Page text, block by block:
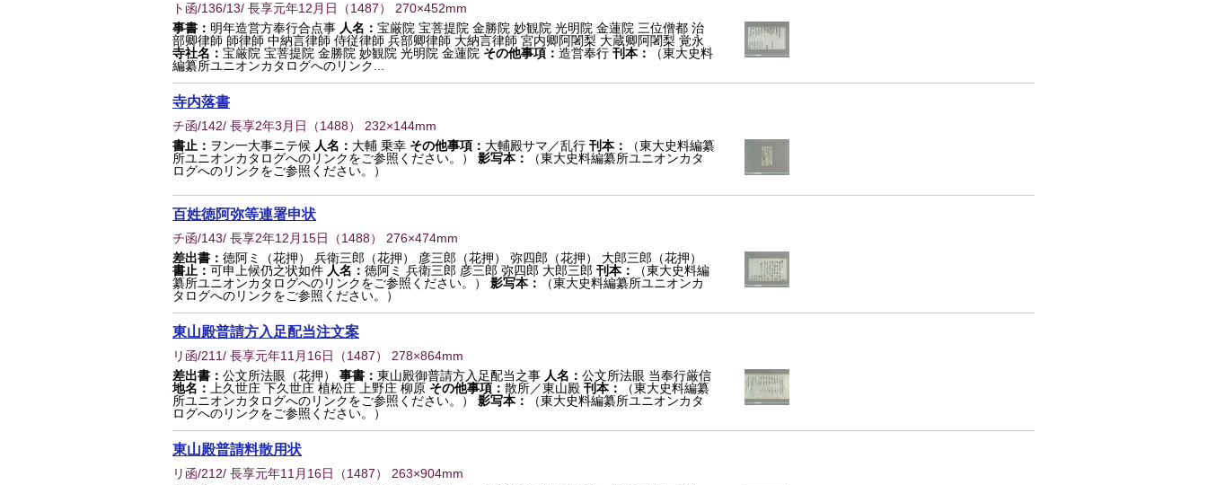
ト函/136/13/ 長享元年12月日 （1487） 270×452mm
事書： 明年造営方奉行合点事 人名： 宝厳院 宝菩提院 金勝院 妙観院 光明院 金蓮院 三位僧都 治
部卿律師 師律師 中納言律師 侍従律師 兵部卿律師 大納言律師 宮内卿阿闍梨 大蔵卿阿闍梨 覚永
寺社名： 宝厳院 宝菩提院 金勝院 妙観院 光明院 金蓮院 その他事項： 造営奉行 刊本：
（東大史料
編纂所ユニオンカタログへのリンク...
寺内落書
チ函/142/ 長享2年3月日 （1488） 232×144mm
書止： ヲン一大事ニテ候 人名： 大輔 乗幸 その他事項： 大輔殿サマ／乱行 刊本：
（東大史料編纂
所ユニオンカタログへのリンクをご参照ください。）
影写本：
（東大史料編纂所ユニオンカタ
ログへのリンクをご参照ください。）
百姓徳阿弥等連署申状
チ函/143/ 長享2年12月15日 （1488） 276×474mm
差出書： 徳阿ミ（花押） 兵衛三郎（花押） 彦三郎（花押） 弥四郎（花押） 大郎三郎（花押）
書止： 可申上候仍之状如件 人名： 徳阿ミ 兵衛三郎 彦三郎 弥四郎 大郎三郎 刊本：
（東大史料編
纂所ユニオンカタログへのリンクをご参照ください。）
影写本：
（東大史料編纂所ユニオンカ
タログへのリンクをご参照ください。）
東山殿普請方入足配当注文案
リ函/211/ 長享元年11月16日 （1487） 278×864mm
差出書： 公文所法眼（花押） 事書： 東山殿御普請方入足配当之事 人名： 公文所法眼 当奉行厳信
地名：
上久世庄 下久世庄 植松庄 上野庄 柳原 その他事項： 散所／東山殿 刊本：
（東大史料編纂
所ユニオンカタログへのリンクをご参照ください。）
影写本：
（東大史料編纂所ユニオンカタ
ログへのリンクをご参照ください。）
東山殿普請料散用状
リ函/212/ 長享元年11月16日 （1487） 263×904mm